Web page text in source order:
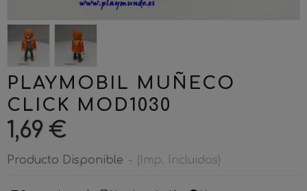
PLAYMOBIL MUÑECO
CLICK MOD1030
1,69 €
Producto Disponible - (Imp. Incluidos)